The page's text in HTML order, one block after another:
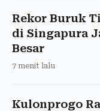
Rekor Buruk
di Singapura
Besar
7 menit lalu
Kulonprogo